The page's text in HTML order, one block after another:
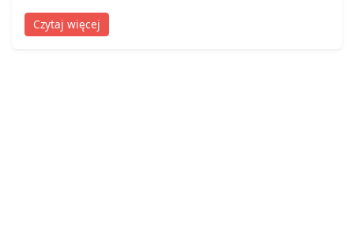
Czytaj więcej